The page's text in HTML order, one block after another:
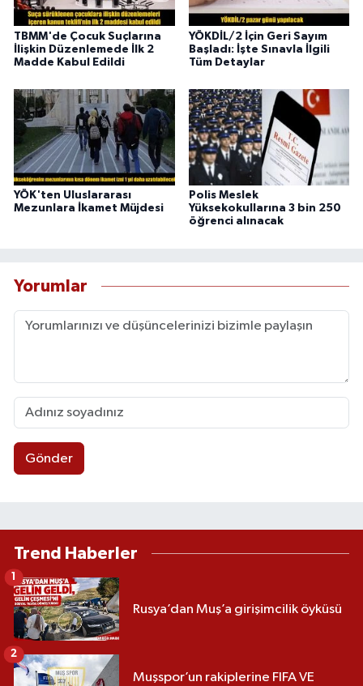
TBMM'de Çocuk Suçlarına
İlişkin Düzenlemede İlk 2
Madde Kabul Edildi
YÖKDİL/2 İçin Geri Sayım
Başladı: İşte Sınavla İlgili
Tüm Detaylar
YÖK'ten Uluslararası
Mezunlara İkamet Müjdesi
Polis Meslek
Yüksekokullarına 3 bin 250
öğrenci alınacak
Yorumlar
Gönder
Trend Haberler
Rusya’dan Muş’a girişimcilik öyküsü
Muşspor’un rakiplerine FIFA VE
2